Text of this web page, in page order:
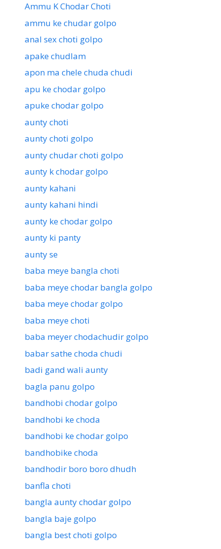
Ammu K Chodar Choti
ammu ke chudar golpo
anal sex choti golpo
apake chudlam
apon ma chele chuda chudi
apu ke chodar golpo
apuke chodar golpo
aunty choti
aunty choti golpo
aunty chudar choti golpo
aunty k chodar golpo
aunty kahani
aunty kahani hindi
aunty ke chodar golpo
aunty ki panty
aunty se
baba meye bangla choti
baba meye chodar bangla golpo
baba meye chodar golpo
baba meye choti
baba meyer chodachudir golpo
babar sathe choda chudi
badi gand wali aunty
bagla panu golpo
bandhobi chodar golpo
bandhobi ke choda
bandhobi ke chodar golpo
bandhobike choda
bandhodir boro boro dhudh
banfla choti
bangla aunty chodar golpo
bangla baje golpo
bangla best choti golpo